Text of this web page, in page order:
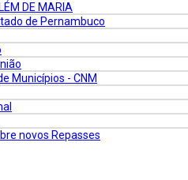
DE MARIA
de Pernambuco
Municípios - CNM
novos Repasses